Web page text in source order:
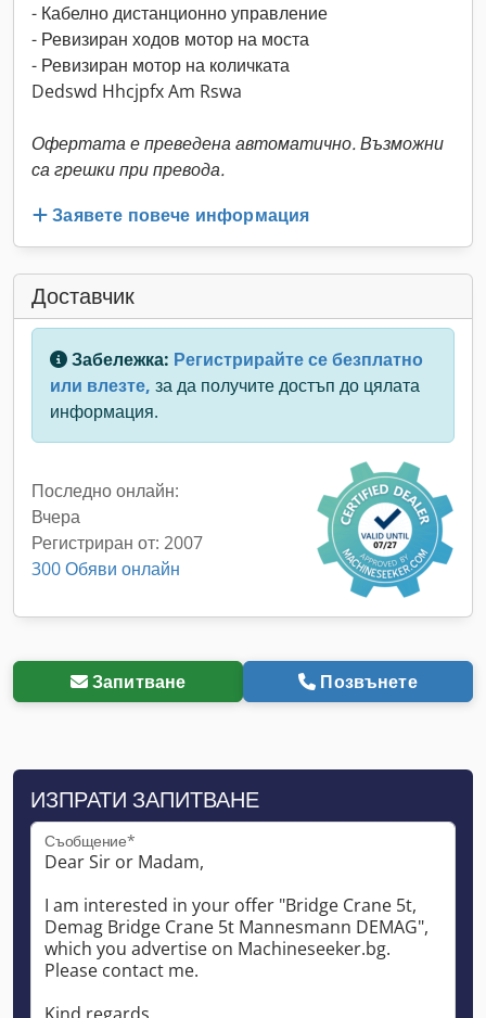
- Кабелно дистанционно управление
- Ревизиран ходов мотор на моста
- Ревизиран мотор на количката
Dedswd Hhcjpfx Am Rswa
Офертата е преведена автоматично. Възможни
са грешки при превода.
Заявете повече информация
Доставчик
Забележка: Регистрирайте се безплатно
или влезте, за да получите достъп до цялата
информация.
Последно онлайн:
Вчера
Регистриран от: 2007
300 Обяви онлайн
Запитване Позвънете
ИЗПРАТИ ЗАПИТВАНЕ
Съобщение*